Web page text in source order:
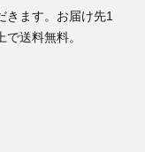
きます。お届け先1
送料無料。